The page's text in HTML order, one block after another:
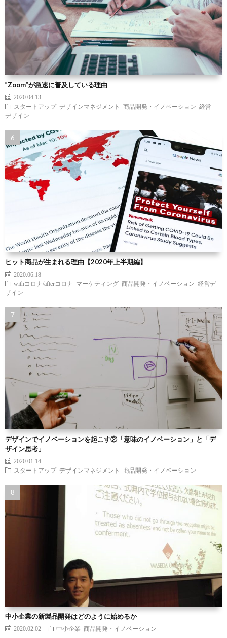
”Zoom”が急速に普及している理由
2020.04.13
スタートアップ デザインマネジメント 商品開発・イノベーション 経営
デザイン
ヒット商品が生まれる理由【2020年上半期編】
2020.06.18
withコロナ/afterコロナ
マーケティング 商品開発・イノベーション 経営デ
ザイン
デザインでイノベーションを起こす②「意味のイノベーション」と「デ
ザイン思考」
2020.01.14
スタートアップ デザインマネジメント 商品開発・イノベーション
中小企業の新製品開発はどのように始めるか
2020.02.02 中小企業 商品開発・イノベーション